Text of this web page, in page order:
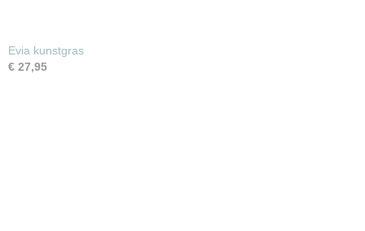
Evia kunstgras
€ 27,95